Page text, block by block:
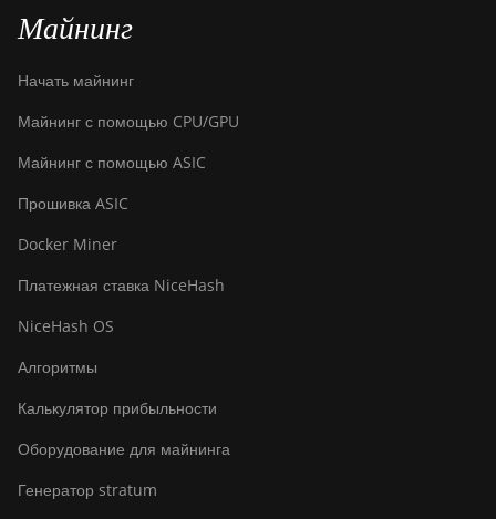
Майнинг
Начать майнинг
Майнинг с помощью CPU/GPU
Майнинг с помощью ASIC
Прошивка ASIC
Docker Miner
Платежная ставка NiceHash
NiceHash OS
Алгоритмы
Калькулятор прибыльности
Оборудование для майнинга
Генератор stratum